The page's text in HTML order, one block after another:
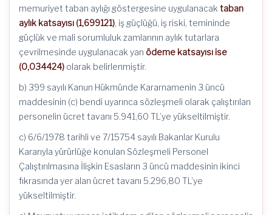
memuriyet taban aylığı göstergesine uygulanacak taban
aylık katsayısı (1,699121), iş güçlüğü, iş riski, temininde
güçlük ve mali sorumluluk zamlarının aylık tutarlara
çevrilmesinde uygulanacak yan ödeme katsayısı ise
(0,034424) olarak belirlenmiştir.
b) 399 sayılı Kanun Hükmünde Kararnamenin 3 üncü
maddesinin (c) bendi uyarınca sözleşmeli olarak çalıştırılan
personelin ücret tavanı 5.941,60 TL’ye yükseltilmiştir.
c) 6/6/1978 tarihli ve 7/15754 sayılı Bakanlar Kurulu
Kararıyla yürürlüğe konulan Sözleşmeli Personel
Çalıştırılmasına İlişkin Esasların 3 üncü maddesinin ikinci
fıkrasında yer alan ücret tavanı 5.296,80 TL’ye
yükseltilmiştir.